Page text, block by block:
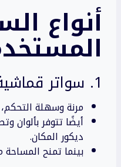
أنواع
1. سواتر قماشية
مرنة وسهلة التحكم،
أيضًا تتوفر بألوان
ديكور المكان.
بينما تمنح